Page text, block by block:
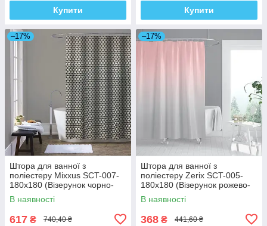
Купити Купити
–17%
Штора для ванної з
поліестеру Mixxus SCT-007-
180x180 (Візерунок чорно-
білий) (AC0648)
В наявності
617 ₴ 740,40 ₴
–17%
Штора для ванної з
поліестеру Zerix SCT-005-
180x180 (Візерунок рожево-
сірий) (ZX4989)
В наявності
368 ₴ 441,60 ₴